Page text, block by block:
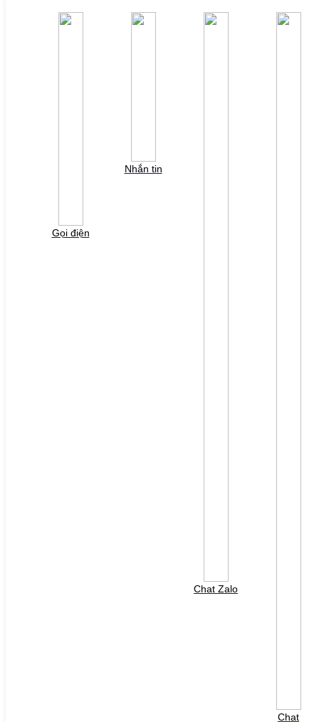
Phụ kiện Servo Sigma 7
HỖ TRỢ KỸ THUẬT
YÊU CẦU BÁO GIÁ
Gọi điện
Nhắn tin
Chat Zalo
Chat